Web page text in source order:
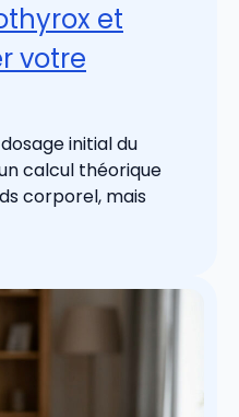
et
votre
initial du
calcul théorique
corporel, mais